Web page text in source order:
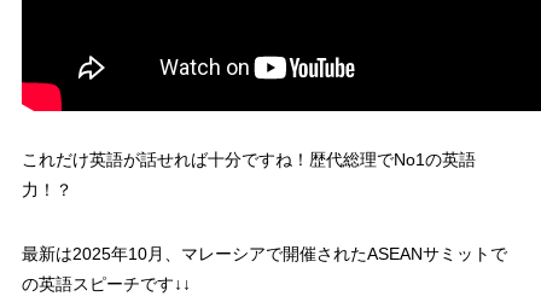
これだけ英語が話せれば十分ですね！歴代総理でNo1の英語
力！？
最新は2025年10月、マレーシアで開催されたASEANサミットで
の英語スピーチです↓↓